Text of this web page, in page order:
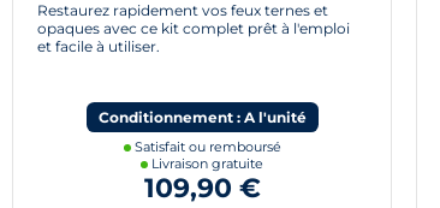
Restaurez rapidement vos feux ternes et
opaques avec ce kit complet prêt à l'emploi
et facile à utiliser.
Conditionnement : A l'unité
Satisfait ou remboursé
Livraison gratuite
109,90 €